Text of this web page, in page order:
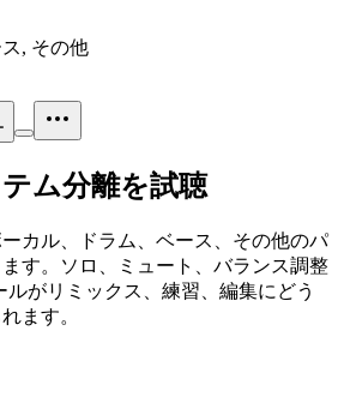
, その他
ム分離を試聴
カル、ドラム、ベース、その他のパ
す。ソロ、ミュート、バランス調整
がリミックス、練習、編集にどう
ます。